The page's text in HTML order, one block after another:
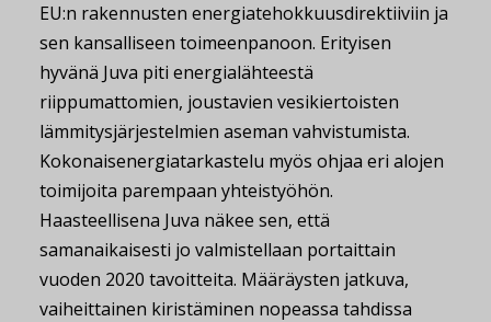
EU:n rakennusten energiatehokkuusdirektiiviin ja
sen kansalliseen toimeenpanoon. Erityisen
hyvänä Juva piti energialähteestä
riippumattomien, joustavien vesikiertoisten
lämmitysjärjestelmien aseman vahvistumista.
Kokonaisenergiatarkastelu myös ohjaa eri alojen
toimijoita parempaan yhteistyöhön.
Haasteellisena Juva näkee sen, että
samanaikaisesti jo valmistellaan portaittain
vuoden 2020 tavoitteita. Määräysten jatkuva,
vaiheittainen kiristäminen nopeassa tahdissa